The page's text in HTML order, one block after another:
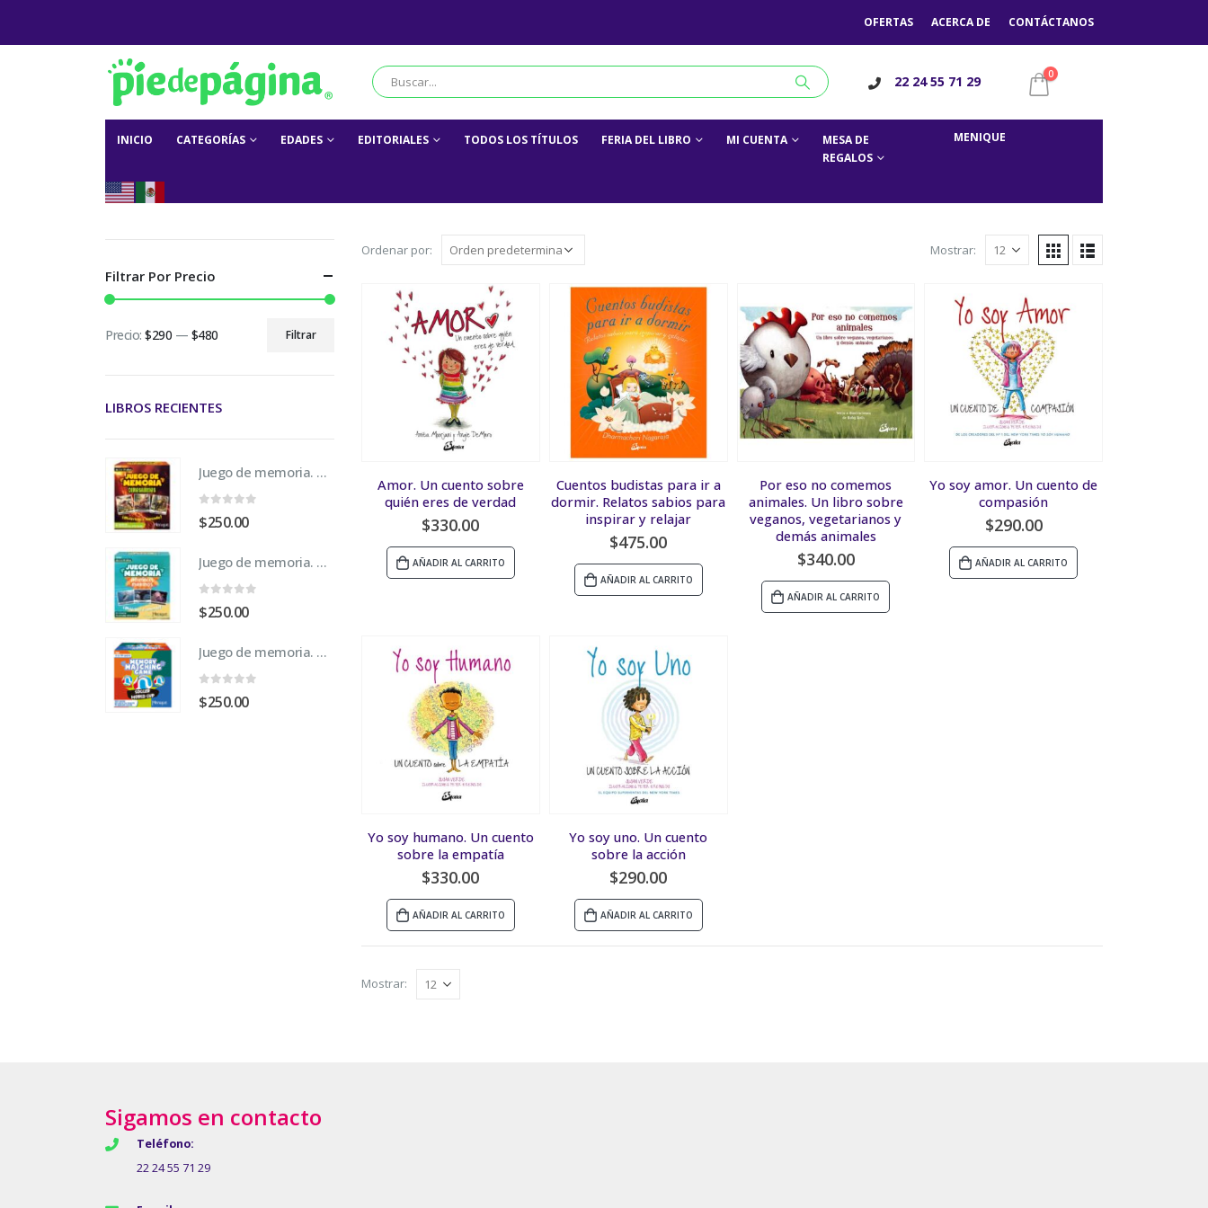
OFERTAS ACERCA DE CONTÁCTANOS
22 24 55 71 29 0
INICIO CATEGORÍAS EDADES EDITORIALES TODOS LOS TÍTULOS FERIA DEL LIBRO MI CUENTA
MESA DE
REGALOS
MENIQUE
Ordenar por: Mostrar:
Amor. Un cuento sobre
quién eres de verdad
$330.00
AÑADIR AL CARRITO
Cuentos budistas para ir a
dormir. Relatos sabios para
inspirar y relajar
$475.00
AÑADIR AL CARRITO
Por eso no comemos
animales. Un libro sobre
veganos, vegetarianos y
demás animales
$340.00
AÑADIR AL CARRITO
Yo soy amor. Un cuento de
compasión
$290.00
AÑADIR AL CARRITO
Yo soy humano. Un cuento
sobre la empatía
$330.00
AÑADIR AL CARRITO
Yo soy uno. Un cuento
sobre la acción
$290.00
AÑADIR AL CARRITO
Mostrar:
Filtrar Por Precio
Filtrar
Precio:$290 — $480
LIBROS RECIENTES
Juego de memoria. Dinosaurios
$250.00
Juego de memoria. Animales Marinos
$250.00
Juego de memoria. Mundial de Fútbol 2026
$250.00
Sigamos en contacto
Teléfono:
22 24 55 71 29